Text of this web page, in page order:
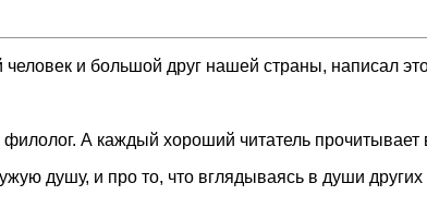
человек и большой друг нашей страны, написал
А каждый хороший читатель прочитывает
душу, и про то, что вглядываясь в души